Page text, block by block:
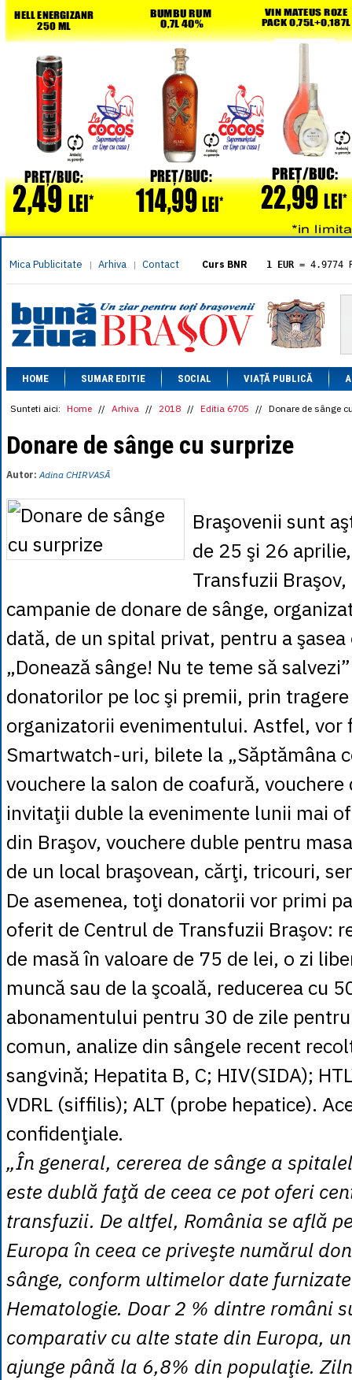
Mica Publicitate | Arhiva | Contact Curs BNR 1 EUR = 4.9774
= 5.8304
1 XAU= 464.4611
1 AED= 1.1933
1 AUD= 2.7957
1 BGN= 2.5449
1 CAD= 3.1559
1 CHF= 5.2813
1 CNY= 0.6015
1 DKK
1 EGP
1 MDL= 0.2538
= 0.2227
1 NOK = 0.4191
= 2.6097
1 PLN = 1.1646
= 0.0425
1 RUB= 0.0530
1 SEK= 0.4526
1 TRY
= 0.1141
1 UAH = 0.1048
1 XDR = 5.9383
1 ZAR= 0.2318
HOME SUMAR EDITIE SOCIAL VIAȚĂ PUBLICĂ
Sunteti aici: Home // Arhiva // 2018 // Editia 6705 // Donare de sânge
Donare de sânge cu surprize
Autor:Adina CHIRVASÃ
Braşovenii sunt
de 25 şi 26
Transfuzii
campanie de donare de sânge,
dată, de un spital privat, pentru a şasea
„Donează sânge! Nu te teme să
donatorilor pe loc şi premii, prin
organizatorii evenimentului. Astfel, vor
Smartwatch-uri, bilete la „Săptămâna
vouchere la salon de coafură,
invitaţii duble la evenimente lunii mai
din Braşov, vouchere duble pentru
de un local braşovean, cărţi, tricouri,
De asemenea, toţi donatorii vor primi
oferit de Centrul de Transfuzii Braşov:
de masă în valoare de 75 de lei, o zi
muncă sau de la şcoală, reducerea cu
abonamentului pentru 30 de zile
comun, analize din sângele recent
sangvină; Hepatita B, C; HIV(SIDA);
VDRL (siffilis); ALT (probe hepatice).
confidenţiale.
„În general, cererea de sânge a
este dublă faţă de ceea ce pot oferi
transfuzii. De altfel, România se află
Europa în ceea ce priveşte numărul
sânge, conform ultimelor date
Hematologie. Doar 2 % dintre români
comparativ cu alte state din Europa,
ajunge până la 6,8% din populaţie.